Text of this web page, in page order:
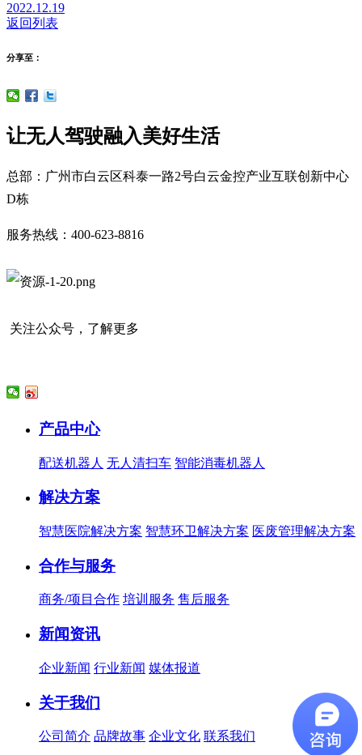
2022.12.19
返回列表
分享至：
让无人驾驶融入美好生活
总部：广州市白云区科泰一路2号白云金控产业互联创新中心
D栋
服务热线：400-623-8816
关注公众号，了解更多
产品中心
配送机器人 无人清扫车 智能消毒机器人
解决方案
智慧医院解决方案 智慧环卫解决方案 医废管理解决方案
合作与服务
商务/项目合作 培训服务 售后服务
新闻资讯
企业新闻 行业新闻 媒体报道
关于我们
公司简介 品牌故事 企业文化 联系我们